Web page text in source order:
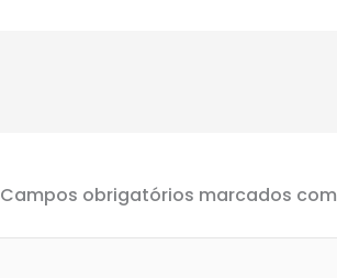
Campos obrigatórios marcados com